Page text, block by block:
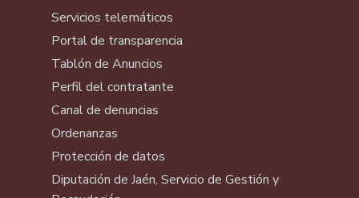
Servicios telemáticos
Portal de transparencia
Tablón de Anuncios
Perfil del contratante
Canal de denuncias
Ordenanzas
Protección de datos
Diputación de Jaén, Servicio de Gestión y